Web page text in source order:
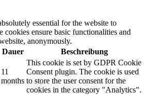
essential for the website to
cookies ensure basic functionalities and
anonymously.
Dauer Beschreibung
11
months
This cookie is set by GDPR Cookie
Consent plugin. The cookie is used
to store the user consent for the
cookies in the category "Analytics".